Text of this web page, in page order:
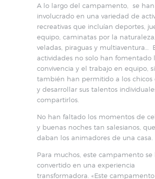
A lo largo del campamento,
se han
involucrado en una variedad de
recreativas que incluían deportes,
equipo, caminatas por la
veladas, piraguas y multiaventura…
actividades no solo han fomentado
convivencia y el trabajo en equipo,
también han permitido a los chicos
y desarrollar sus talentos
compartirlos.
No han faltado los momentos de
y buenas noches tan salesianos,
daban los animadores de una casa.
Para muchos, este campamento se
convertido en una experiencia
transformadora. «Este